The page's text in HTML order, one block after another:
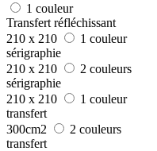
1 couleur
Transfert réfléchissant
210 x 210
1 couleur
sérigraphie
210 x 210
2 couleurs
sérigraphie
210 x 210
1 couleur
transfert
300cm2
2 couleurs
transfert